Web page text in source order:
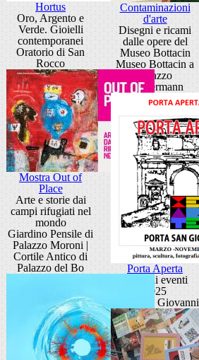
Hortus
Oro, Argento e
Verde. Gioielli
contemporanei
Oratorio di San
Rocco
Contaminazioni
d'arte
Disegni e ricami
dalle opere del
Museo Bottacin
Museo Bottacin a
Palazzo
Zuckermann
Mostra Out of
Place
Arte e storie dai
campi rifugiati nel
mondo
Giardino Pensile di
Palazzo Moroni |
Cortile Antico di
Palazzo del Bo
Porta Aperta
Ciclo di eventi
2025
Porta San Giovanni